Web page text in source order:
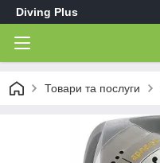
Diving Plus
Товари та послуги